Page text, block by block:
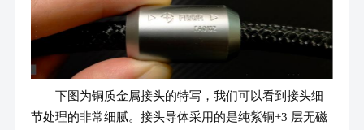
下图为铜质金属接头的特写，我们可以看到接头细
节处理的非常细腻。接头导体采用的是纯紫铜+3 层无磁